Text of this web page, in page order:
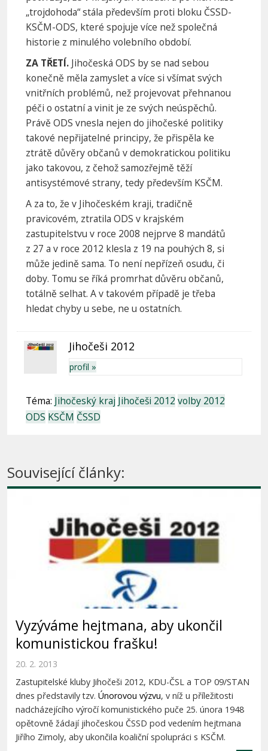
„trojdohoda“ stála především proti bloku ČSSD-
KSČM-ODS, které spojuje více než společná
historie z minulého volebního období.
ZA TŘETÍ. Jihočeská ODS by se nad sebou
konečně měla zamyslet a více si všímat svých
vnitřních problémů, než projevovat přehnanou
péči o ostatní a vinit je ze svých neúspěchů.
Právě ODS vnesla nejen do jihočeské politiky
takové nepřijatelné principy, že přispěla ke
ztrátě důvěry občanů v demokratickou politiku
jako takovou, z čehož samozřejmě těží
antisystémové strany, tedy především KSČM.
A za to, že v Jihočeském kraji, tradičně
pravicovém, ztratila ODS v krajském
zastupitelstvu v roce 2008 nejprve 8 mandátů
z 27 a v roce 2012 klesla z 19 na pouhých 8, si
může jedině sama. To není nepřízeň osudu, či
doby. Tomu se říká promrhat důvěru občanů,
totálně selhat. A v takovém případě je třeba
hledat chyby u sebe, ne u ostatních.
Jihočeši 2012
profil »
Téma: Jihočeský kraj Jihočeši 2012 volby 2012
ODS KSČM ČSSD
Související články:
Vyzýváme hejtmana, aby ukončil
komunistickou frašku!
20. 2. 2013
Zastupitelské kluby Jihočeši 2012, KDU-ČSL a TOP 09/STAN
dnes představily tzv.Únorovou výzvu, v níž u příležitosti
nadcházejícího výročí komunistického puče 25. února 1948
opětovně žádají jihočeskou ČSSD pod vedením hejtmana
Jiřího Zimoly, aby ukončila koaliční spolupráci s KSČM.